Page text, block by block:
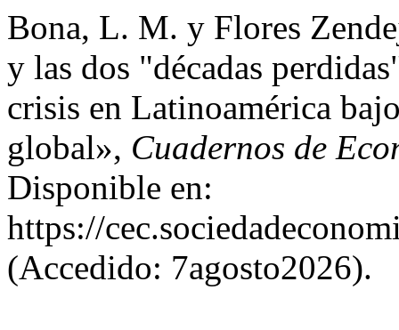
Bona, L. M. y Flores
y las dos "décadas
crisis en Latinoamérica
global», Cuadernos de
Disponible en:
https://
(Accedido: 7agosto2026).